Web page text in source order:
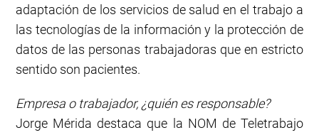
adaptación de los servicios de salud en el trabajo a
las tecnologías de la información y la protección de
datos de las personas trabajadoras que en estricto
sentido son pacientes.
Empresa o trabajador, ¿quién es responsable?
Jorge Mérida destaca que la NOM de Teletrabajo